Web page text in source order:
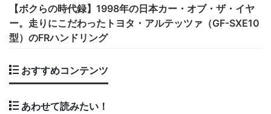
【ボクらの時代録】1998年の日本カー・オブ・ザ・イヤ
ー。走りにこだわったトヨタ・アルテッツァ（GF-SXE10
型）のFRハンドリング
おすすめコンテンツ
あわせて読みたい！